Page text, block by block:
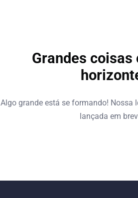
Grandes coisas
Algo grande está se formando! Nossa
lançada em